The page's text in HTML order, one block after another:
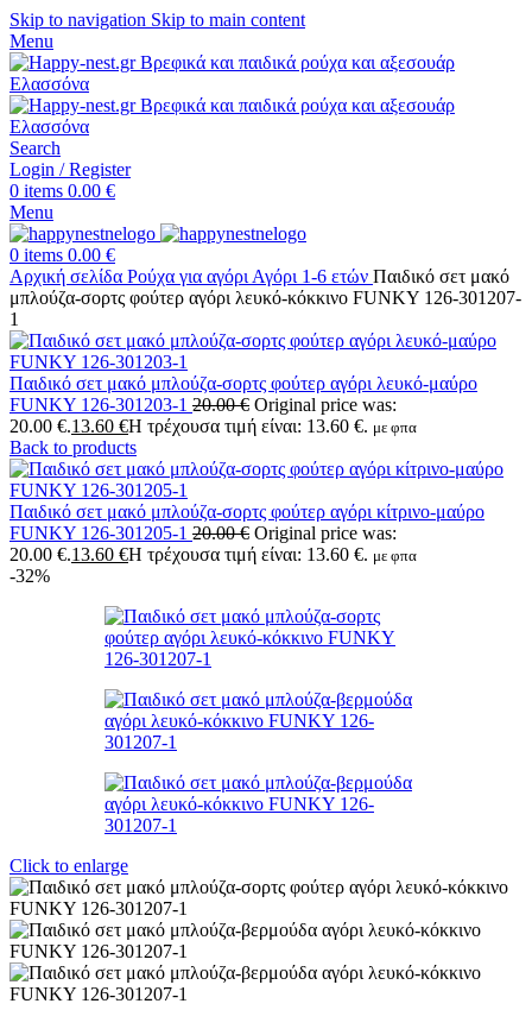
Skip to navigation Skip to main content
Menu
Search
Login / Register
0 items 0.00 €
Menu
0 items 0.00 €
Αρχική σελίδα Ρούχα για αγόρι Αγόρι 1-6 ετών Παιδικό σετ μακό
μπλούζα-σορτς φούτερ αγόρι λευκό-κόκκινο FUNKY 126-301207-
1
Παιδικό σετ μακό μπλούζα-σορτς φούτερ αγόρι λευκό-μαύρο
FUNKY 126-301203-1 20.00€ Original price was:
20.00 €.13.60 €Η τρέχουσα τιμή είναι: 13.60 €. με φπα
Back to products
Παιδικό σετ μακό μπλούζα-σορτς φούτερ αγόρι κίτρινο-μαύρο
FUNKY 126-301205-1 20.00€ Original price was:
20.00 €.13.60 €Η τρέχουσα τιμή είναι: 13.60 €. με φπα
-32%
Click to enlarge